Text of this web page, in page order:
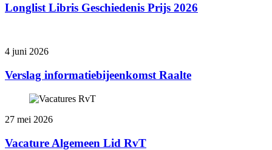
Longlist Libris Geschiedenis Prijs 2026
4 juni 2026
Verslag informatiebijeenkomst Raalte
27 mei 2026
Vacature Algemeen Lid RvT